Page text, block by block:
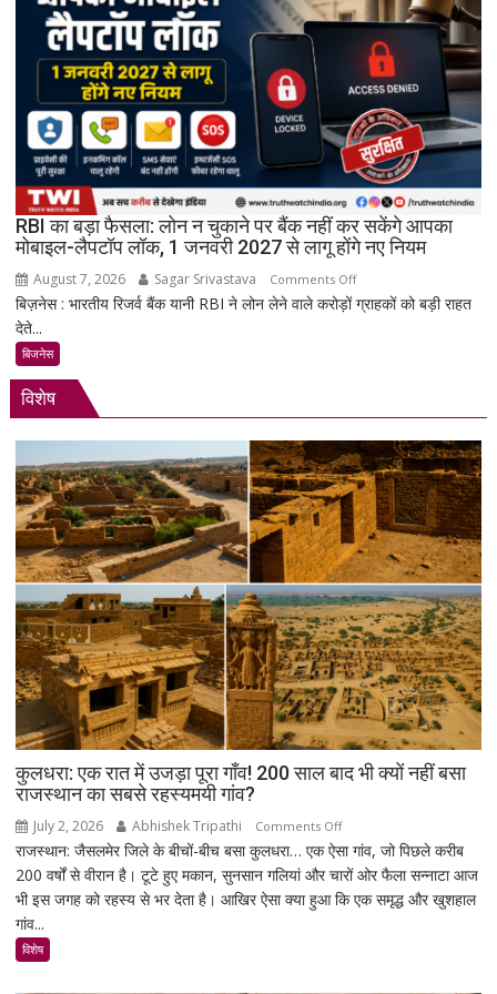
अंतरिक्ष
किया
बड़ा
मिशन,
स्पेस
स्टेशन
की
बिजली
क्षमता
30%
बढ़ेगी
RBI का बड़ा फैसला: लोन न चुकाने पर बैंक नहीं कर सकेंगे आपका
मोबाइल-लैपटॉप लॉक, 1 जनवरी 2027 से लागू होंगे नए नियम
August 7, 2026 Sagar Srivastava Comments Offon
RBI
न
चुकाने
पर
बैंक
नहीं
कर
सकेंगे
आपका
मोबाइल-
लैपटॉप
लॉक,
1
जनवरी
2027
से
नियम
बिज़नेस : भारतीय रिजर्व बैंक यानी RBI ने लोन लेने वाले करोड़ों ग्राहकों को बड़ी राहत
देते...
बिजनेस
विशेष
कुलधरा: एक रात में उजड़ा पूरा गाँव! 200 साल बाद भी क्यों नहीं बसा
राजस्थान का सबसे रहस्यमयी गांव?
July 2, 2026 Abhishek Tripathi Comments Offon
कुलधरा:
एक
रात
राजस्थान: जैसलमेर जिले के बीचों-बीच बसा कुलधरा… एक ऐसा गांव, जो पिछले करीब
200 वर्षों से वीरान है। टूटे हुए मकान, सुनसान गलियां और चारों ओर फैला सन्नाटा आज
भी इस जगह को रहस्य से भर देता है। आखिर ऐसा क्या हुआ कि एक समृद्ध और खुशहाल
गांव...
विशेष